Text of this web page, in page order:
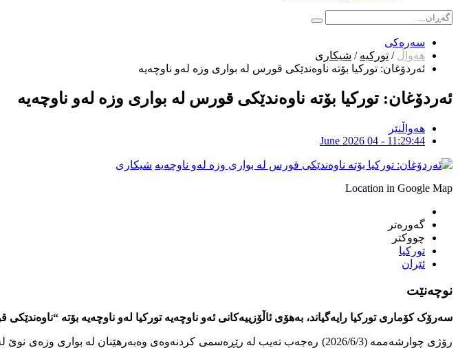
سەرەکی
هەواڵ / تورکیە / شیکاری
ئەردۆغان: تورکیا بۆتە ناوەندێكى قورس لە بوارى وزە لەو ناوچەیە
ئەردۆغان: تورکیا بۆتە ناوەندێكى قورس لە بوارى وزە لەو ناوچەیە
هەواڵنێر
June 2026 04 - 11:29:44
شیکاری
Location in Google Map
گەورەتر
چووکتر
تورکیا
ئێران
نوچەنێت
سەرۆک کۆمارى تورکیا رایەگیاند، بەهۆى ئاڵۆزییەکانى ئەو ناوچەیە تورکیا لەو ناوچەیە بۆتە